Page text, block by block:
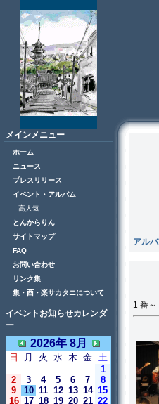
メインメニュー
ホーム
ニュース
プレスリリース
イベント・アルバム
高人気
とんからりん
サイトマップ
FAQ
お問い合わせ
リンク集
集・酉・楽サカタニについて
イベントお知らせカレンダ
ー
2026年 8月
日 月 火 水 木 金 土
1
2
3 4 5 6 7
8
9
10 11 12 13 14 15
16 17 18 19 20 21 22
アル
1 番